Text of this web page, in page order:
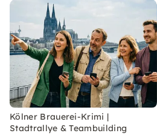
Kölner Brauerei-Krimi |
Stadtrallye & Teambuilding